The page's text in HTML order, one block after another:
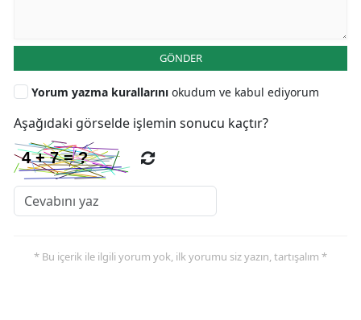
GÖNDER
Yorum yazma kurallarını okudum ve kabul ediyorum
Aşağıdaki görselde işlemin sonucu kaçtır?
* Bu içerik ile ilgili yorum yok, ilk yorumu siz yazın, tartışalım *